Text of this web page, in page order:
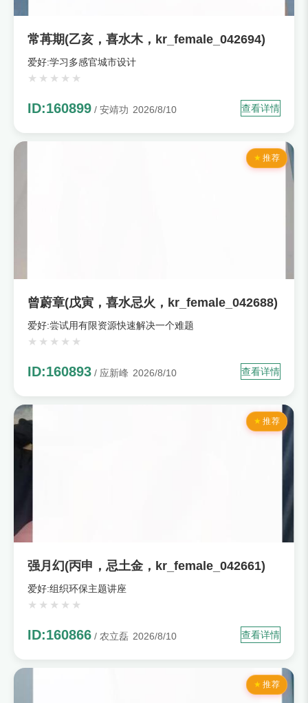
常苒期(乙亥，喜水木，kr_female_042694)
爱好:学习多感官城市设计
ID:160899 / 安靖功 2026/8/10 查看详情
推荐
曾蔚章(戊寅，喜水忌火，kr_female_042688)
爱好:尝试用有限资源快速解决一个难题
ID:160893 / 应新峰 2026/8/10 查看详情
推荐
强月幻(丙申，忌土金，kr_female_042661)
爱好:组织环保主题讲座
ID:160866 / 农立磊 2026/8/10 查看详情
推荐